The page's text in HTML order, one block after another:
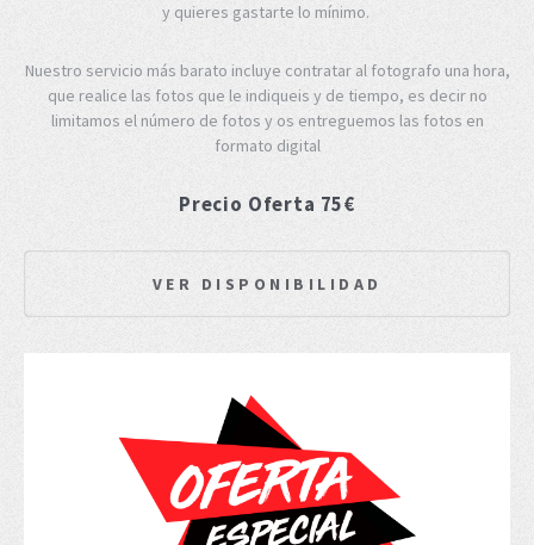
y quieres gastarte lo mínimo.
Nuestro servicio más barato incluye contratar al fotografo una hora,
que realice las fotos que le indiqueis y de tiempo, es decir no
limitamos el número de fotos y os entreguemos las fotos en
formato digital
Precio Oferta 75€
VER DISPONIBILIDAD